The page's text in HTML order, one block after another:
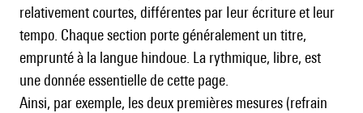
relativement courtes, différentes par Ieur écriture et leur
tempo. Chaque section porte généralement un titre,
emprunté à la langue hindoue. La rythmique, libre, est
une donnée essentielle de cette page.
Ainsi, par exemple, les deux premières mesures (refrain